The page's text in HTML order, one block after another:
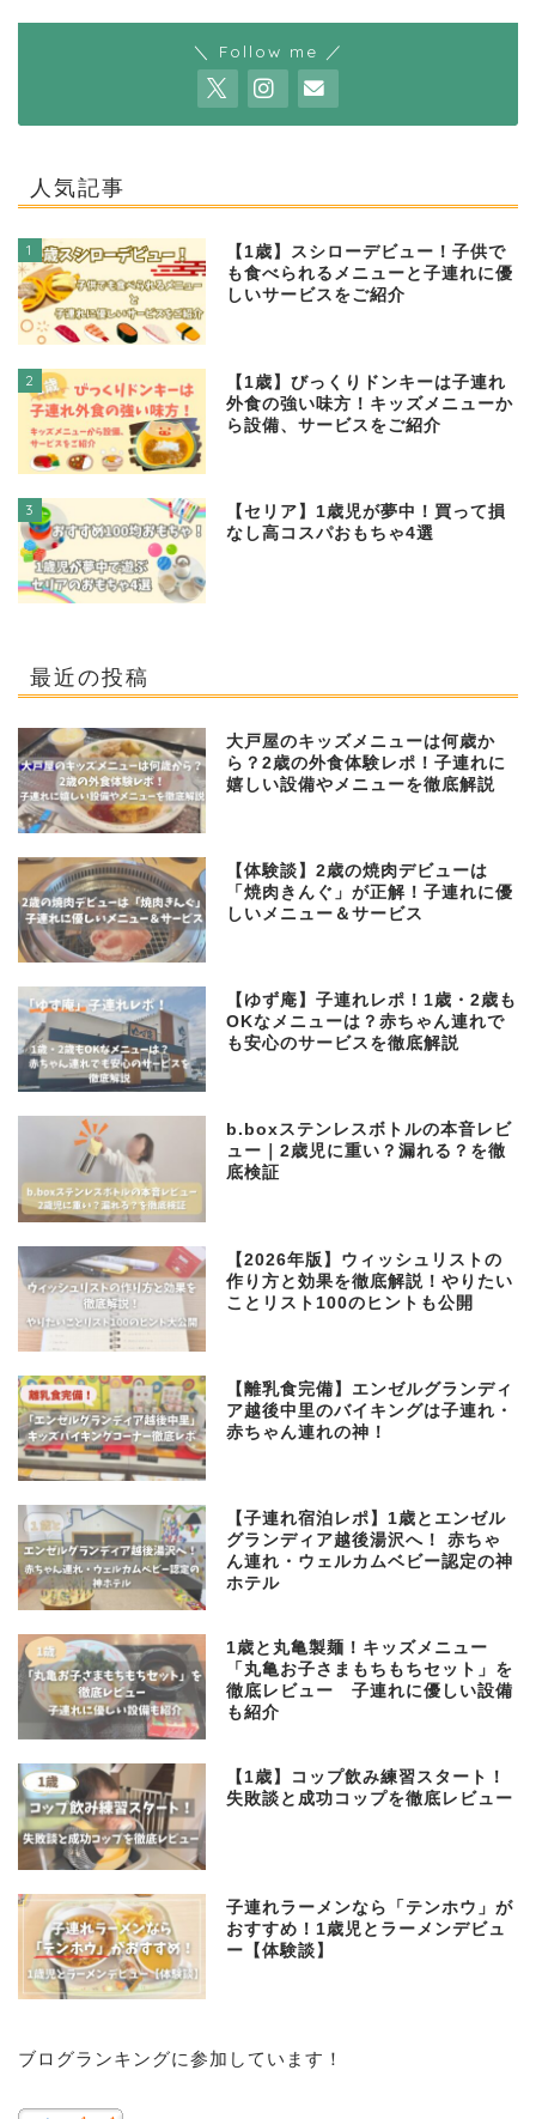
＼ Follow me ／
人気記事
1
【1歳】スシローデビュー！子供で
も食べられるメニューと子連れに優
しいサービスをご紹介
2
【1歳】びっくりドンキーは子連れ
外食の強い味方！キッズメニューか
ら設備、サービスをご紹介
3
【セリア】1歳児が夢中！買って損
なし高コスパおもちゃ4選
最近の投稿
大戸屋のキッズメニューは何歳か
ら？2歳の外食体験レポ！子連れに
嬉しい設備やメニューを徹底解説
【体験談】2歳の焼肉デビューは
「焼肉きんぐ」が正解！子連れに優
しいメニュー＆サービス
【ゆず庵】子連れレポ！1歳・2歳も
OKなメニューは？赤ちゃん連れで
も安心のサービスを徹底解説
b.boxステンレスボトルの本音レビ
ュー｜2歳児に重い？漏れる？を徹
底検証
【2026年版】ウィッシュリストの
作り方と効果を徹底解説！やりたい
ことリスト100のヒントも公開
【離乳食完備】エンゼルグランディ
ア越後中里のバイキングは子連れ・
赤ちゃん連れの神！
【子連れ宿泊レポ】1歳とエンゼル
グランディア越後湯沢へ！ 赤ちゃ
ん連れ・ウェルカムベビー認定の神
ホテル
1歳と丸亀製麺！キッズメニュー
「丸亀お子さまもちもちセット」を
徹底レビュー 子連れに優しい設備
も紹介
【1歳】コップ飲み練習スタート！
失敗談と成功コップを徹底レビュー
子連れラーメンなら「テンホウ」が
おすすめ！1歳児とラーメンデビュ
ー【体験談】
ブログランキングに参加しています！プロフィール